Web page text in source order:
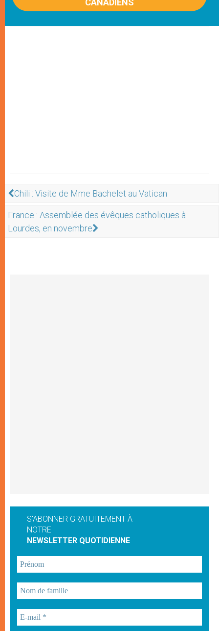
CANADIENS
Chili : Visite de Mme Bachelet au Vatican
France : Assemblée des évêques catholiques à
Lourdes, en novembre
S'ABONNER GRATUITEMENT À
NOTRE
NEWSLETTER QUOTIDIENNE